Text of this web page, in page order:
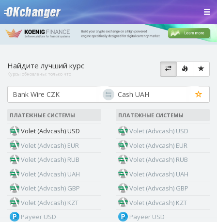
Найдите лучший курс
Курсы обновлены: только что
ПЛАТЕЖНЫЕ СИСТЕМЫ
Volet (Advcash) USD
Volet (Advcash) EUR
Volet (Advcash) RUB
Volet (Advcash) UAH
Volet (Advcash) GBP
Volet (Advcash) KZT
Payeer USD
ПЛАТЕЖНЫЕ СИСТЕМЫ
Volet (Advcash) USD
Volet (Advcash) EUR
Volet (Advcash) RUB
Volet (Advcash) UAH
Volet (Advcash) GBP
Volet (Advcash) KZT
Payeer USD